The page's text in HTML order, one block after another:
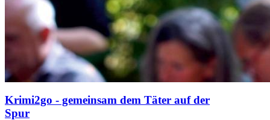
Krimi2go - gemeinsam dem Täter auf der
Spur